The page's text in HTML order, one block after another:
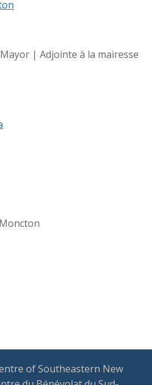
| Adjointe à la mairesse
of Southeastern New